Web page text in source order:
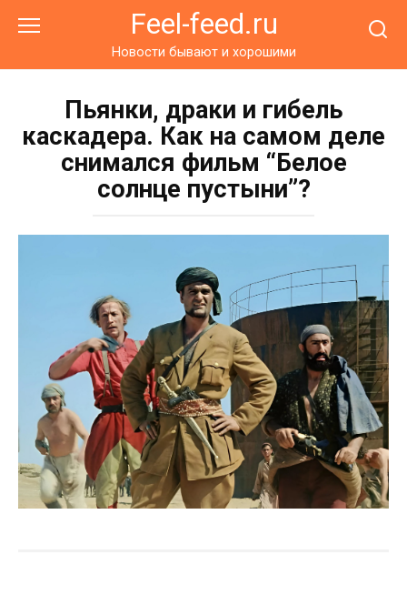
Feel-feed.ru
Новости бывают и хорошими
Пьянки, драки и гибель
каскадера. Как на самом деле
снимался фильм “Белое
солнце пустыни”?